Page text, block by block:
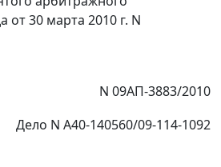
от 30 марта 2010 г. N
N 09АП-3883/2010
Дело N А40-140560/09-114-1092